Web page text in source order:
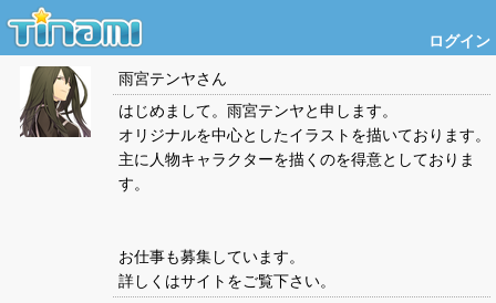
ログイン
雨宮テンヤさん
はじめまして。雨宮テンヤと申します。
オリジナルを中心としたイラストを描いております。
主に人物キャラクターを描くのを得意としておりま
す。
お仕事も募集しています。
詳しくはサイトをご覧下さい。